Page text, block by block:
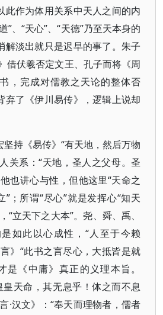
此作为体用关系中天人之间的内
”、“天心”、“天德”乃至天本身的
解淡出就只是迟早的事了。朱子
借伏羲否定文王、孔子而将《周
，完成对儒教之天论的整体否
弃了《伊川易传》，逻辑上说却
持《易传》“有天地，然后万物
关系：“天地，圣人之父母。圣
也讲心与性，但他这里“天命之
”；所谓“尽心”就是发挥心“知天
“立天下之大本”。尧、舜、禹、
如此以心成性，“人至于今赖
》“此书之言尽心，大抵皆是就
是《中庸》真正的义理本旨。
皇天命，其无息乎！体之而不息
·汉文》：“奉天而理物者，儒者